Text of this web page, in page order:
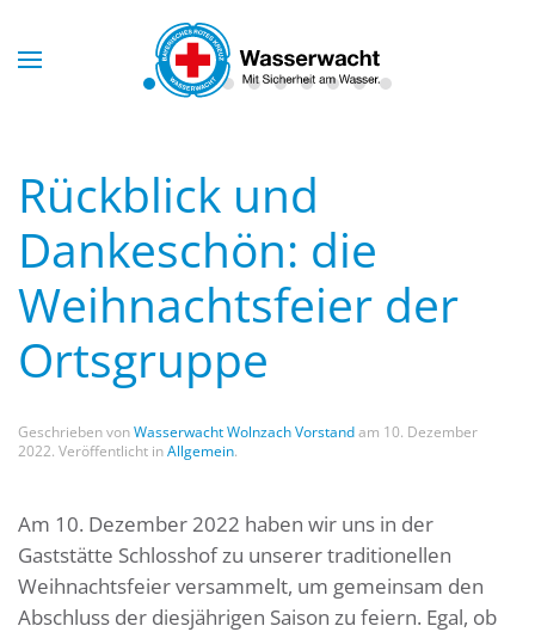
Skip to main content
Rückblick und
Dankeschön: die
Weihnachtsfeier der
Ortsgruppe
Geschrieben vonWasserwacht Wolnzach Vorstandam 10. Dezember
2022. Veröffentlicht inAllgemein.
Am 10. Dezember 2022 haben wir uns in der
Gaststätte Schlosshof zu unserer traditionellen
Weihnachtsfeier versammelt, um gemeinsam den
Abschluss der diesjährigen Saison zu feiern. Egal, ob